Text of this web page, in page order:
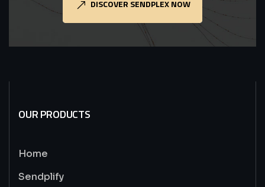
DISCOVER SENDPLEX NOW
OUR PRODUCTS
Home
Sendplify